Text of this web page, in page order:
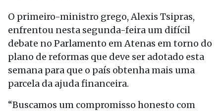
O primeiro-ministro grego, Alexis Tsipras,
enfrentou nesta segunda-feira um difícil
debate no Parlamento em Atenas em torno do
plano de reformas que deve ser adotado esta
semana para que o país obtenha mais uma
parcela da ajuda financeira.
“Buscamos um compromisso honesto com